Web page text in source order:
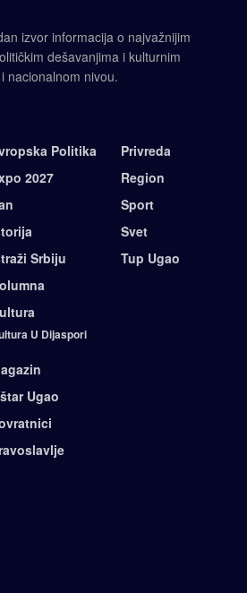
izvor informacija o najvažnijim
dešavanjima i kulturnim
nacionalnom nivou.
Politika
2027
Srbiju
U Dijaspori
Ugao
Privreda
Region
Sport
Svet
Tup Ugao